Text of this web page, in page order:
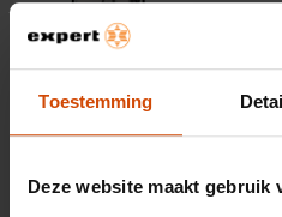
Toestemming
Deze website maakt gebruik
Tot 2